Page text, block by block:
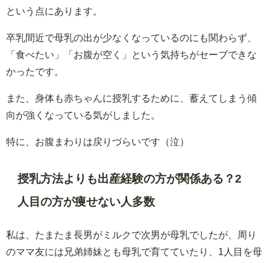
という点にあります。
卒乳間近で母乳の出が少なくなっているのにも関わらず、
「食べたい」「お腹が空く」という気持ちがセーブできな
かったです。
また、身体も赤ちゃんに授乳するために、蓄えてしまう傾
向が強くなっている気がしました。
特に、お腹まわりは戻りづらいです（泣）
授乳方法よりも出産経験の方が関係ある？2
人目の方が痩せない人多数
私は、たまたま長男がミルクで次男が母乳でしたが、周り
のママ友には兄弟姉妹とも母乳で育てていたり、1人目を母